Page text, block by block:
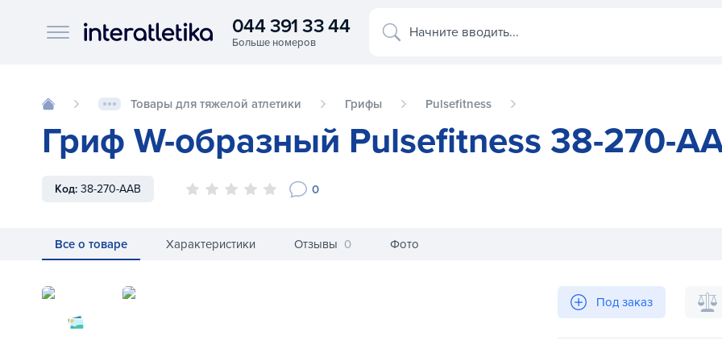
Interatletika logo
044 391 33 44 Начните вводить...
Товары для тяжелой атлетики Грифы Pulsefitness
Гриф W-образный Pulsefitness 38-270-
Код: 38-270-AAB 0
Все о товаре Характеристики Отзывы 0 Фото
Гриф W-образный Pulsefitness 38-270-AAB Гриф W-образный Pulsefitness 38-
Под заказ